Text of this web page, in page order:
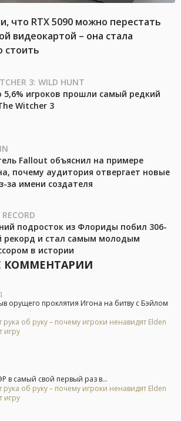
что RTX 5090 можно перестать
видеокартой – она стала
стоить
3: WILD HUNT
5,6% игроков прошли самый редкий
Witcher 3
Fallout объяснил на примере
почему аудитория отвергает новые
за имени создателя
подросток из Флориды побил 306-
рекорд и стал самым молодым
в истории
КОММЕНТАРИИ
орущего проклятия Игона на битву с Бэйлом
рука об руку – почему игроки ненавидят Elden
игру
в самый свой первый раз в...
рука об руку – почему игроки ненавидят Elden
игру